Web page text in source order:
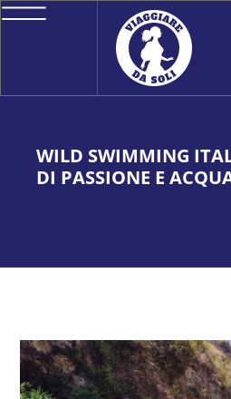
WILD SWIMMING
DI PASSIONE E